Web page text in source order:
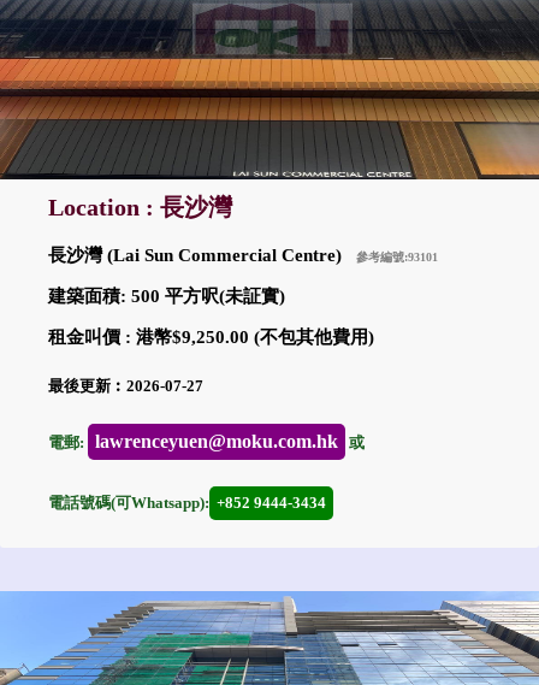
Location : 長沙灣
長沙灣 (Lai Sun Commercial Centre) 參考編號:93101
建築面積: 500 平方呎(未証實)
租金叫價 : 港幣$9,250.00 (不包其他費用)
最後更新︰2026-07-27
電郵: lawrenceyuen@moku.com.hk 或
電話號碼(可Whatsapp): +852 9444-3434